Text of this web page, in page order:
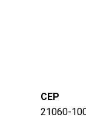
CEP
21060-